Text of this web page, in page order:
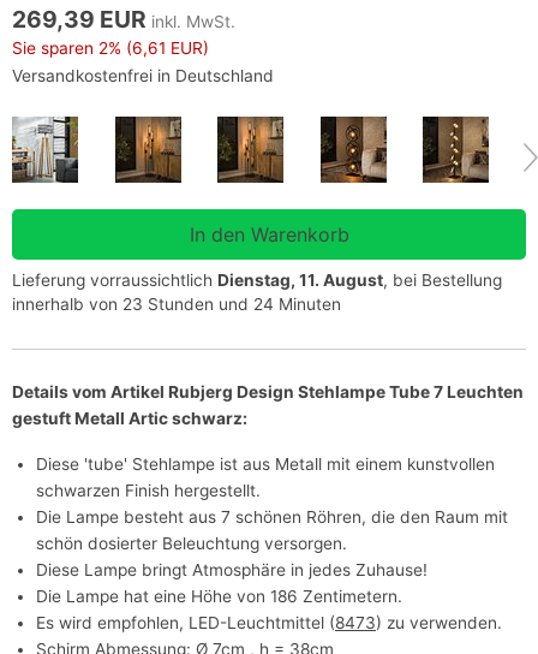
269,39 EUR inkl. MwSt.
Sie sparen 2% (6,61 EUR)
Versandkostenfrei in Deutschland
Lieferung vorraussichtlich Dienstag, 11. August, bei Bestellung
innerhalb von 23 Stunden und 24 Minuten
Details vom Artikel Rubjerg Design Stehlampe Tube 7 Leuchten
gestuft Metall Artic schwarz:
Diese 'tube' Stehlampe ist aus Metall mit einem kunstvollen
schwarzen Finish hergestellt.
Die Lampe besteht aus 7 schönen Röhren, die den Raum mit
schön dosierter Beleuchtung versorgen.
Diese Lampe bringt Atmosphäre in jedes Zuhause!
Die Lampe hat eine Höhe von 186 Zentimetern.
Es wird empfohlen, LED-Leuchtmittel (8473) zu verwenden.
Schirm Abmessung: Ø 7cm , h = 38cm